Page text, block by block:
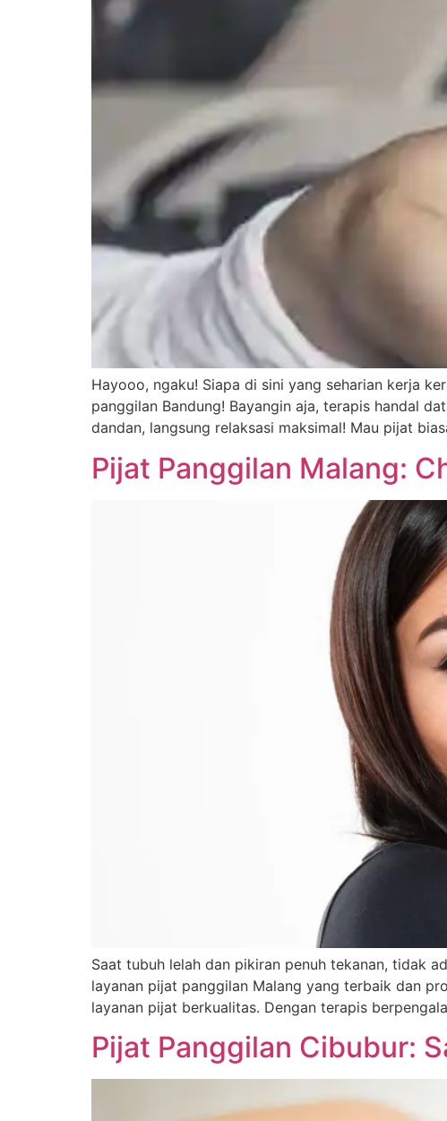
Hayooo, ngaku! Siapa di sini yang seharian kerja
panggilan Bandung! Bayangin aja, terapis handal
dandan, langsung relaksasi maksimal! Mau pijat
Pijat Panggilan Malang:
Saat tubuh lelah dan pikiran penuh tekanan, tidak
layanan pijat panggilan Malang yang terbaik dan
layanan pijat berkualitas. Dengan terapis
Pijat Panggilan Cibubur: